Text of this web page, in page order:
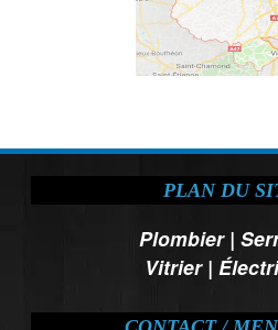
PLAN DU
Plombier|
Vitrier|